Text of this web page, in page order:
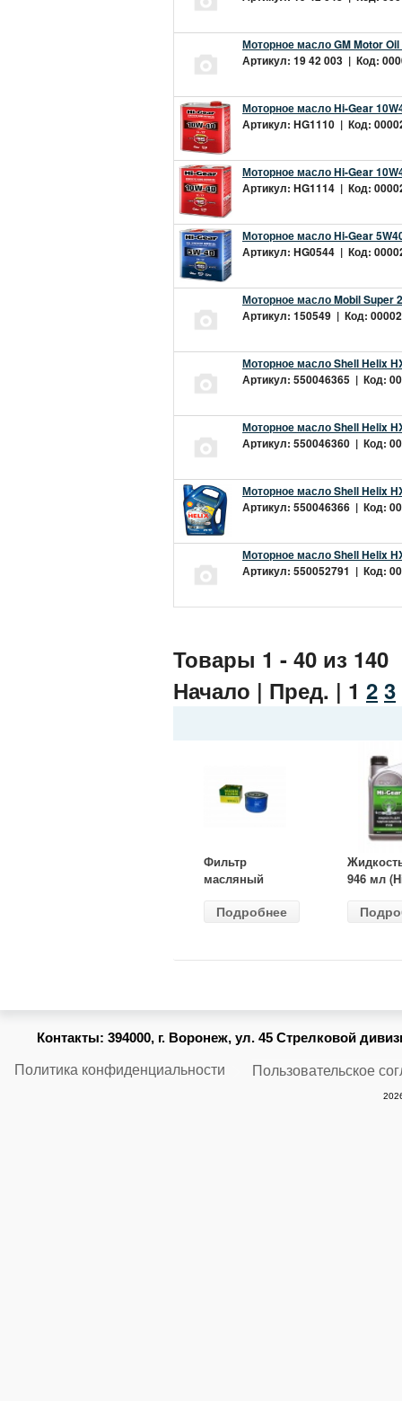
Моторное масло GM Motor
Артикул: 19 42 003 | Код:
Моторное масло Hi-Gear
Артикул: HG1110 | Код:
Моторное масло Hi-Gear
Артикул: HG1114 | Код:
Моторное масло Hi-Gear
Артикул: HG0544 | Код:
Моторное масло Mobil Super
Артикул: 150549 | Код:
Моторное масло Shell Helix
Артикул: 550046365 | Код:
Моторное масло Shell Helix
Артикул: 550046360 | Код:
Моторное масло Shell Helix
Артикул: 550046366 | Код:
Моторное масло Shell Helix
Артикул: 550052791 | Код:
Товары 1 - 40 из 140
Начало | Пред. | 1 2 3
Фильтр
масляный
(MANN) W
Подробнее
946 мл
Контакты: 394000, г. Воронеж, ул. 45 Стрелковой
Политика конфиденциальности Пользовательское